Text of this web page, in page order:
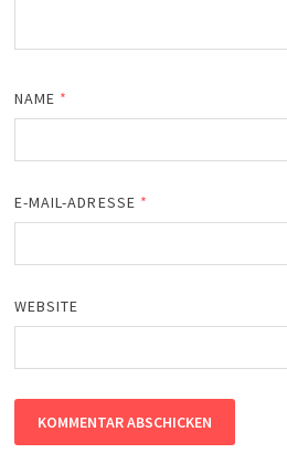
NAME *
E-MAIL-ADRESSE *
WEBSITE